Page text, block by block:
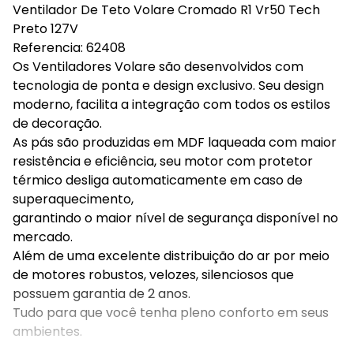
Ventilador De Teto Volare Cromado R1 Vr50 Tech
Preto 127V
Referencia: 62408
Os Ventiladores Volare são desenvolvidos com
tecnologia de ponta e design exclusivo. Seu design
moderno, facilita a integração com todos os estilos
de decoração.
As pás são produzidas em MDF laqueada com maior
resistência e eficiência, seu motor com protetor
térmico desliga automaticamente em caso de
superaquecimento,
garantindo o maior nível de segurança disponível no
mercado.
Além de uma excelente distribuição do ar por meio
de motores robustos, velozes, silenciosos que
possuem garantia de 2 anos.
Tudo para que você tenha pleno conforto em seus
ambientes.